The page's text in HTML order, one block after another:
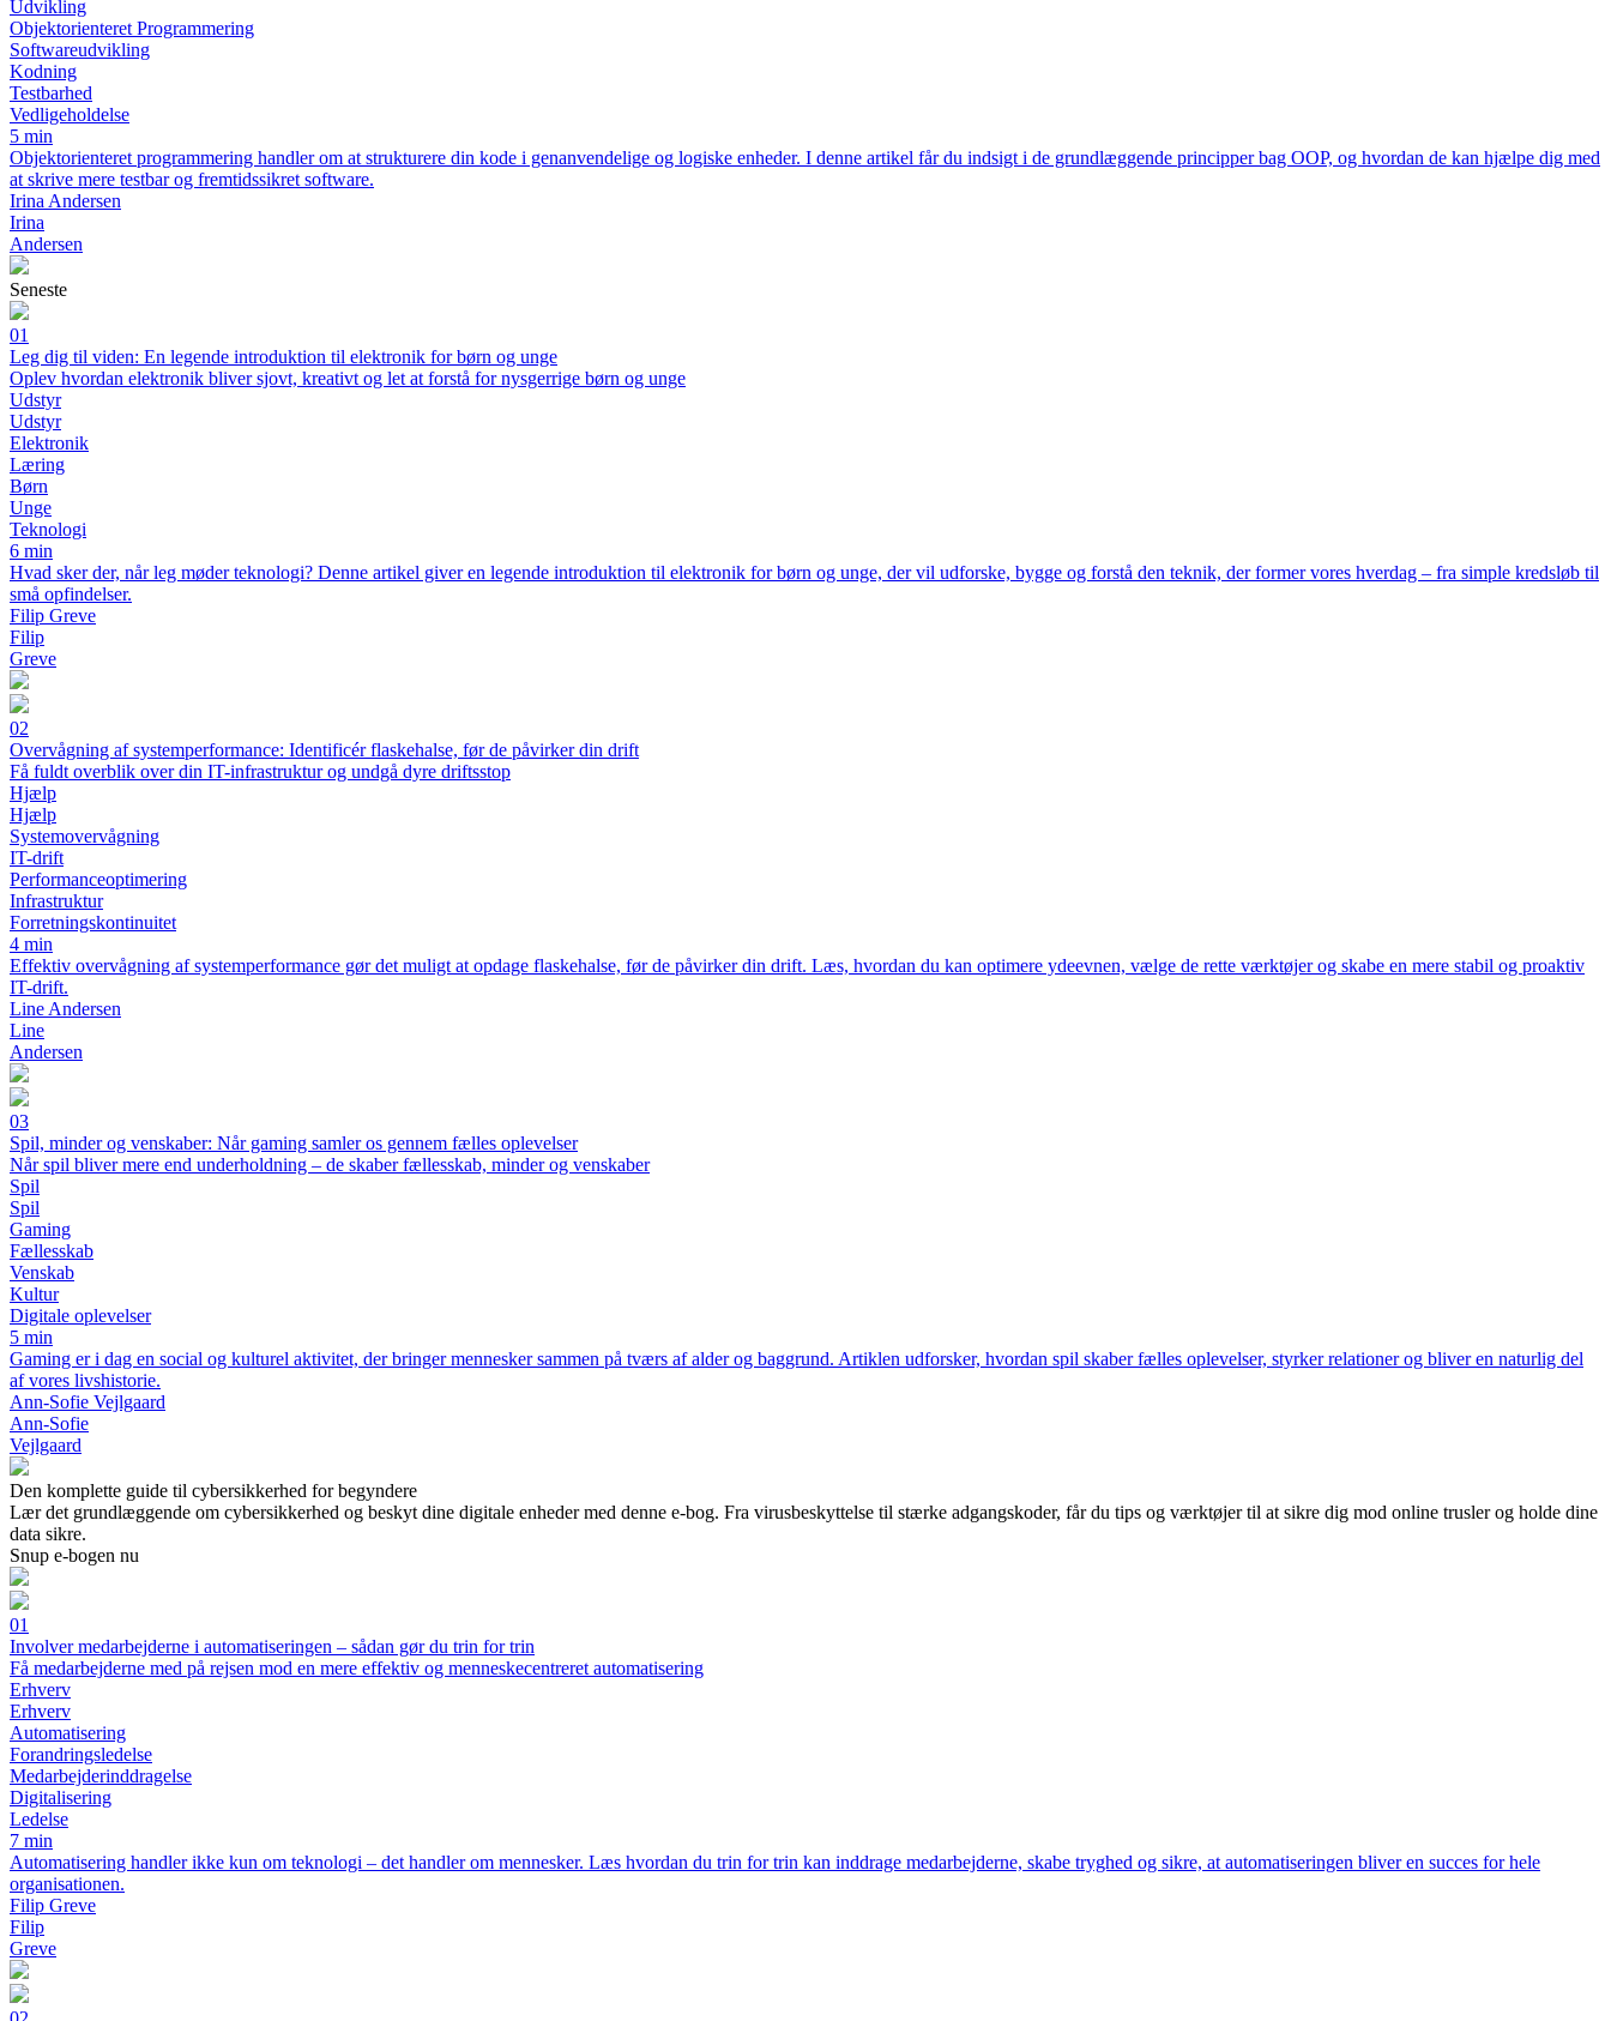
Udvikling
Objektorienteret Programmering
Softwareudvikling
Kodning
Testbarhed
Vedligeholdelse
5 min
Objektorienteret programmering handler om at strukturere din kode i genanvendelige og logiske enheder. I denne artikel får du indsigt i de grundlæggende principper bag OOP, og hvordan de kan hjælpe dig med
at skrive mere testbar og fremtidssikret software.
Irina Andersen
Irina
Andersen
Seneste
01
Leg dig til viden: En legende introduktion til elektronik for børn og unge
Oplev hvordan elektronik bliver sjovt, kreativt og let at forstå for nysgerrige børn og unge
Udstyr
Udstyr
Elektronik
Læring
Børn
Unge
Teknologi
6 min
Hvad sker der, når leg møder teknologi? Denne artikel giver en legende introduktion til elektronik for børn og unge, der vil udforske, bygge og forstå den teknik, der former vores hverdag – fra simple kredsløb til
små opfindelser.
Filip Greve
Filip
Greve
02
Overvågning af systemperformance: Identificér flaskehalse, før de påvirker din drift
Få fuldt overblik over din IT-infrastruktur og undgå dyre driftsstop
Hjælp
Hjælp
Systemovervågning
IT-drift
Performanceoptimering
Infrastruktur
Forretningskontinuitet
4 min
Effektiv overvågning af systemperformance gør det muligt at opdage flaskehalse, før de påvirker din drift. Læs, hvordan du kan optimere ydeevnen, vælge de rette værktøjer og skabe en mere stabil og proaktiv
IT-drift.
Line Andersen
Line
Andersen
03
Spil, minder og venskaber: Når gaming samler os gennem fælles oplevelser
Når spil bliver mere end underholdning – de skaber fællesskab, minder og venskaber
Spil
Spil
Gaming
Fællesskab
Venskab
Kultur
Digitale oplevelser
5 min
Gaming er i dag en social og kulturel aktivitet, der bringer mennesker sammen på tværs af alder og baggrund. Artiklen udforsker, hvordan spil skaber fælles oplevelser, styrker relationer og bliver en naturlig del
af vores livshistorie.
Ann-Sofie Vejlgaard
Ann-Sofie
Vejlgaard
Den komplette guide til cybersikkerhed for begyndere
Lær det grundlæggende om cybersikkerhed og beskyt dine digitale enheder med denne e-bog. Fra virusbeskyttelse til stærke adgangskoder, får du tips og værktøjer til at sikre dig mod online trusler og holde dine
data sikre.
Snup e-bogen nu
01
Involver medarbejderne i automatiseringen – sådan gør du trin for trin
Få medarbejderne med på rejsen mod en mere effektiv og menneskecentreret automatisering
Erhverv
Erhverv
Automatisering
Forandringsledelse
Medarbejderinddragelse
Digitalisering
Ledelse
7 min
Automatisering handler ikke kun om teknologi – det handler om mennesker. Læs hvordan du trin for trin kan inddrage medarbejderne, skabe tryghed og sikre, at automatiseringen bliver en succes for hele
organisationen.
Filip Greve
Filip
Greve